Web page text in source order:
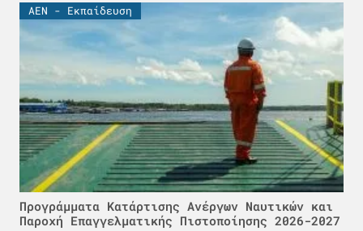
ΑΕΝ - Εκπαίδευση
Προγράμματα Κατάρτισης Ανέργων Ναυτικών και
Παροχή Επαγγελματικής Πιστοποίησης 2026-2027